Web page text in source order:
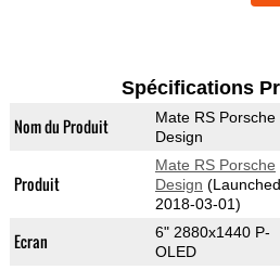
Spécifications
Nom du Produit
Mate RS Porsche
Design
Produit
Mate RS Porsche
Design (Launched
2018-03-01)
Ecran
6" 2880x1440 P-
OLED